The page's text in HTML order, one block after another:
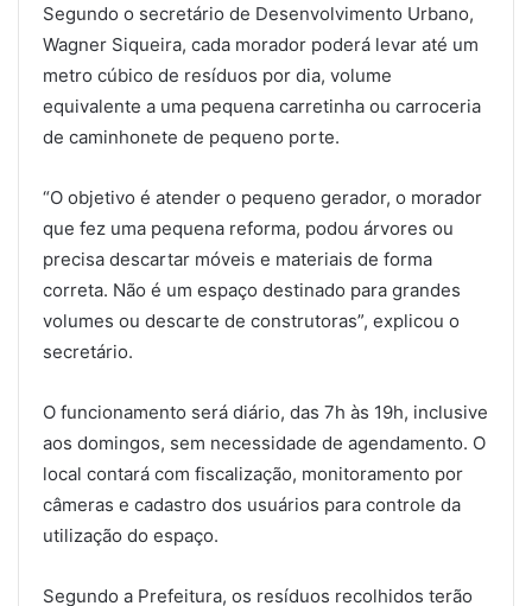
Segundo o secretário de Desenvolvimento Urbano,
Wagner Siqueira, cada morador poderá levar até um
metro cúbico de resíduos por dia, volume
equivalente a uma pequena carretinha ou carroceria
de caminhonete de pequeno porte.
“O objetivo é atender o pequeno gerador, o morador
que fez uma pequena reforma, podou árvores ou
precisa descartar móveis e materiais de forma
correta. Não é um espaço destinado para grandes
volumes ou descarte de construtoras”, explicou o
secretário.
O funcionamento será diário, das 7h às 19h, inclusive
aos domingos, sem necessidade de agendamento. O
local contará com fiscalização, monitoramento por
câmeras e cadastro dos usuários para controle da
utilização do espaço.
Segundo a Prefeitura, os resíduos recolhidos terão